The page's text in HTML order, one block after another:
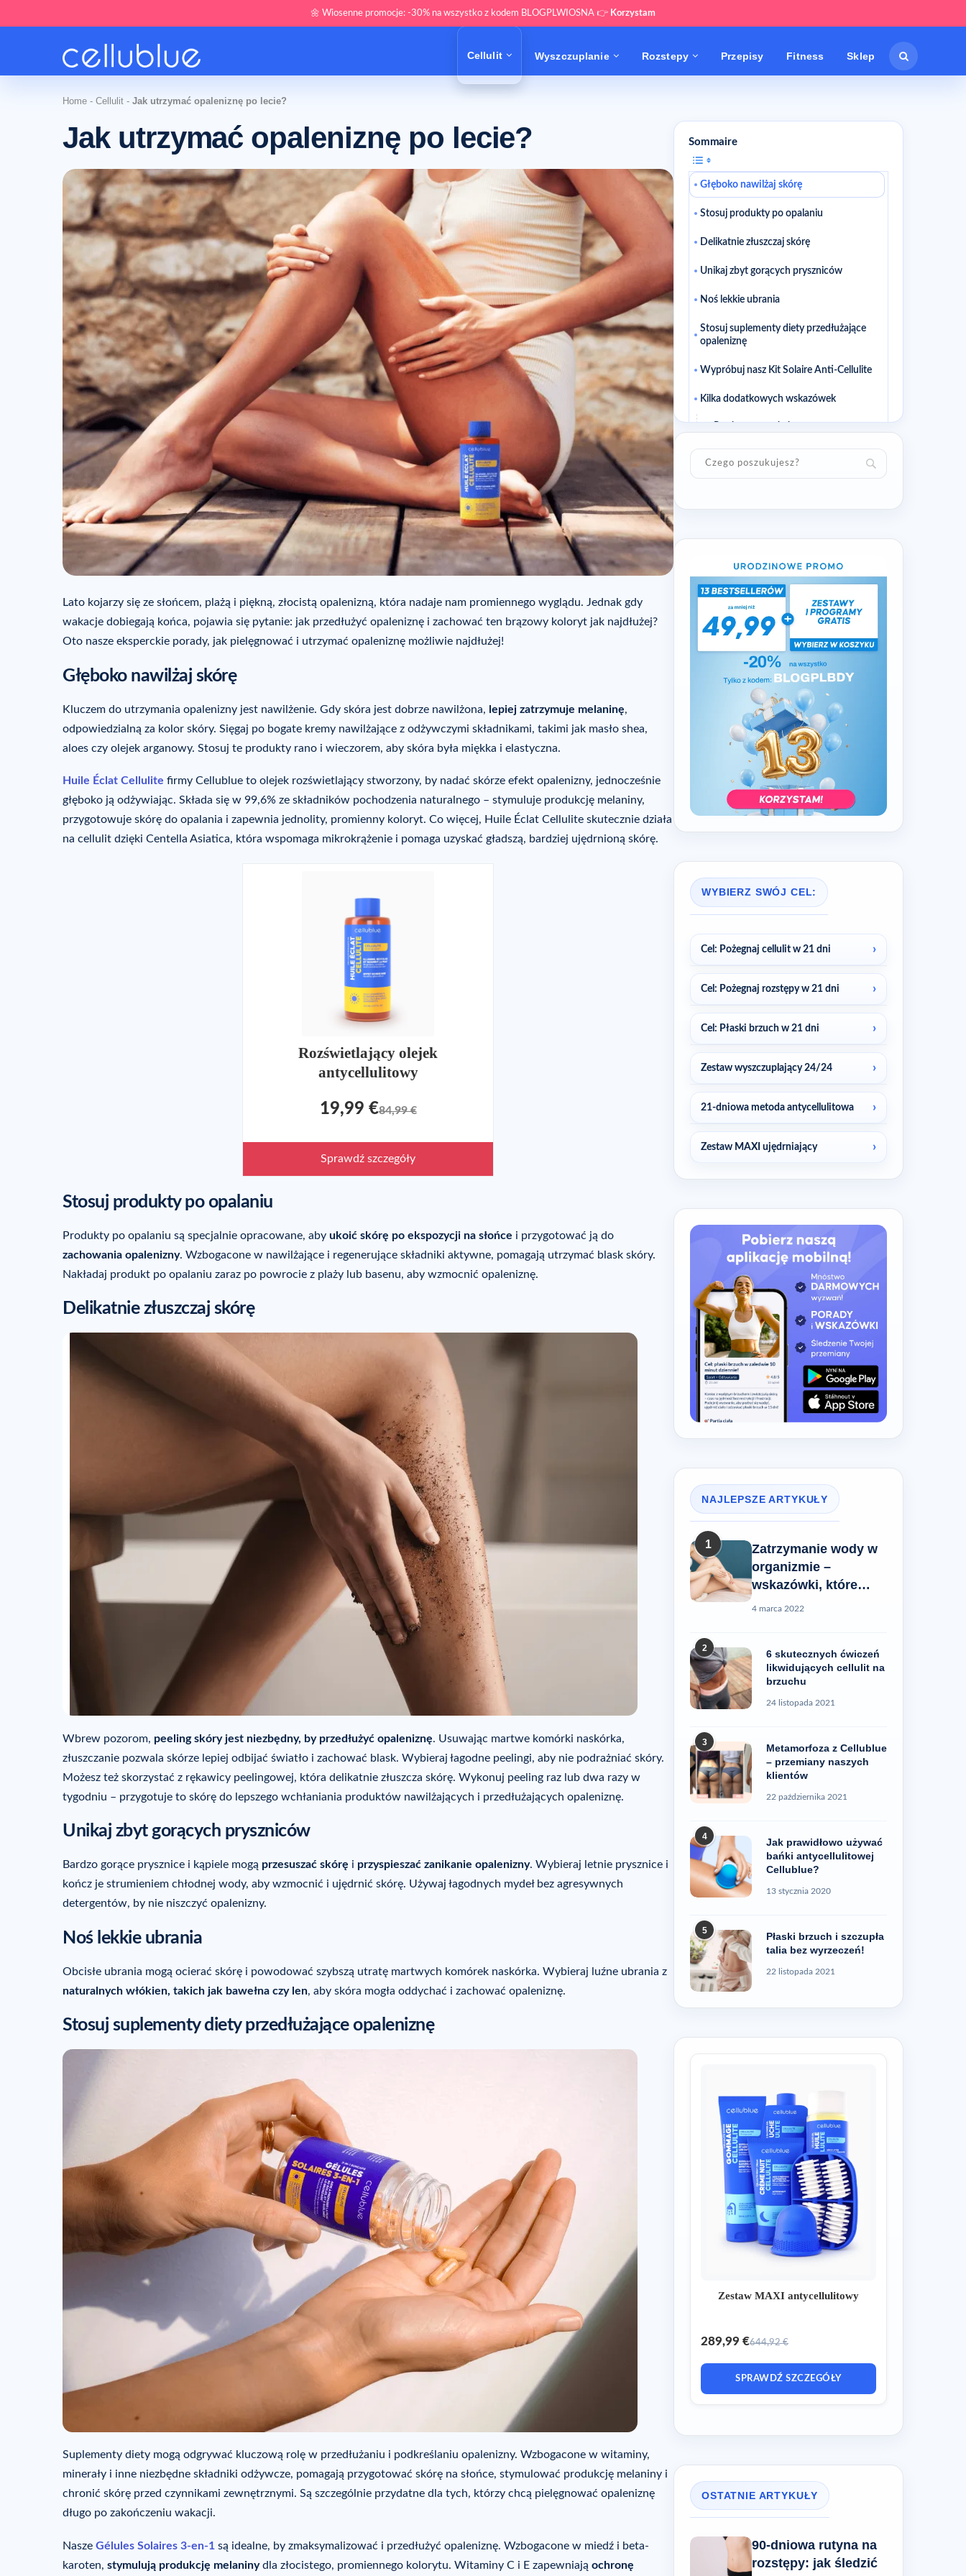
🌼 Wiosenne promocje: -30% na wszystko z kodem BLOGPLWIOSNA 👉 Korzystam
Cellulit Wyszczuplanie Rozstepy Przepisy Fitness Sklep
Home - Cellulit - Jak utrzymać opaleniznę po lecie?
Jak utrzymać opaleniznę po lecie?
Lato kojarzy się ze słońcem, plażą i piękną, złocistą opalenizną, która nadaje nam promiennego wyglądu. Jednak gdy
wakacje dobiegają końca, pojawia się pytanie: jak przedłużyć opaleniznę i zachować ten brązowy koloryt jak najdłużej?
Oto nasze eksperckie porady, jak pielęgnować i utrzymać opaleniznę możliwie najdłużej!
Głęboko nawilżaj skórę
Kluczem do utrzymania opalenizny jest nawilżenie. Gdy skóra jest dobrze nawilżona, lepiej zatrzymuje melaninę,
odpowiedzialną za kolor skóry. Sięgaj po bogate kremy nawilżające z odżywczymi składnikami, takimi jak masło shea,
aloes czy olejek arganowy. Stosuj te produkty rano i wieczorem, aby skóra była miękka i elastyczna.
Huile Éclat Cellulite firmy Cellublue to olejek rozświetlający stworzony, by nadać skórze efekt opalenizny, jednocześnie
głęboko ją odżywiając. Składa się w 99,6% ze składników pochodzenia naturalnego – stymuluje produkcję melaniny,
przygotowuje skórę do opalania i zapewnia jednolity, promienny koloryt. Co więcej, Huile Éclat Cellulite skutecznie działa
na cellulit dzięki Centella Asiatica, która wspomaga mikrokrążenie i pomaga uzyskać gładszą, bardziej ujędrnioną skórę.
Rozświetlający olejek
antycellulitowy
19,99 €84,99 €
Sprawdź szczegóły
Stosuj produkty po opalaniu
Produkty po opalaniu są specjalnie opracowane, aby ukoić skórę po ekspozycji na słońce i przygotować ją do
zachowania opalenizny. Wzbogacone w nawilżające i regenerujące składniki aktywne, pomagają utrzymać blask skóry.
Nakładaj produkt po opalaniu zaraz po powrocie z plaży lub basenu, aby wzmocnić opaleniznę.
Delikatnie złuszczaj skórę
Wbrew pozorom, peeling skóry jest niezbędny, by przedłużyć opaleniznę. Usuwając martwe komórki naskórka,
złuszczanie pozwala skórze lepiej odbijać światło i zachować blask. Wybieraj łagodne peelingi, aby nie podrażniać skóry.
Możesz też skorzystać z rękawicy peelingowej, która delikatnie złuszcza skórę. Wykonuj peeling raz lub dwa razy w
tygodniu – przygotuje to skórę do lepszego wchłaniania produktów nawilżających i przedłużających opaleniznę.
Unikaj zbyt gorących pryszniców
Bardzo gorące prysznice i kąpiele mogą przesuszać skórę i przyspieszać zanikanie opalenizny. Wybieraj letnie prysznice i
kończ je strumieniem chłodnej wody, aby wzmocnić i ujędrnić skórę. Używaj łagodnych mydeł bez agresywnych
detergentów, by nie niszczyć opalenizny.
Noś lekkie ubrania
Obcisłe ubrania mogą ocierać skórę i powodować szybszą utratę martwych komórek naskórka. Wybieraj luźne ubrania z
naturalnych włókien, takich jak bawełna czy len, aby skóra mogła oddychać i zachować opaleniznę.
Stosuj suplementy diety przedłużające opaleniznę
Suplementy diety mogą odgrywać kluczową rolę w przedłużaniu i podkreślaniu opalenizny. Wzbogacone w witaminy,
minerały i inne niezbędne składniki odżywcze, pomagają przygotować skórę na słońce, stymulować produkcję melaniny i
chronić skórę przed czynnikami zewnętrznymi. Są szczególnie przydatne dla tych, którzy chcą pielęgnować opaleniznę
długo po zakończeniu wakacji.
Nasze Gélules Solaires 3-en-1 są idealne, by zmaksymalizować i przedłużyć opaleniznę. Wzbogacone w miedź i beta-
karoten, stymulują produkcję melaninydla złocistego, promiennego kolorytu. Witaminy C i E zapewniają ochronę
Sommaire
Głęboko nawilżaj skórę
Stosuj produkty po opalaniu
Delikatnie złuszczaj skórę
Unikaj zbyt gorących pryszniców
Noś lekkie ubrania
Stosuj suplementy diety przedłużające
opaleniznę
Wypróbuj nasz Kit Solaire Anti-Cellulite
Kilka dodatkowych wskazówek
WYBIERZ SWÓJ CEL:
Cel: Pożegnaj cellulit w 21 dni
Cel: Pożegnaj rozstępy w 21 dni
Cel: Płaski brzuch w 21 dni
Zestaw wyszczuplający 24/24
21-dniowa metoda antycellulitowa
Zestaw MAXI ujędrniający
NAJLEPSZE ARTYKUŁY
1
Zatrzymanie wody w
organizmie –
wskazówki, które
pomogą Ci rozwiązać
4 marca 2022
2
6 skutecznych ćwiczeń
likwidujących cellulit na
brzuchu
24 listopada 2021
3
Metamorfoza z Cellublue
– przemiany naszych
klientów
22 października 2021
4
Jak prawidłowo używać
bańki antycellulitowej
Cellublue?
13 stycznia 2020
5
Płaski brzuch i szczupła
talia bez wyrzeczeń!
22 listopada 2021
Zestaw MAXI antycellulitowy
289,99 €644,92 €
SPRAWDŹ SZCZEGÓŁY
OSTATNIE ARTYKUŁY
90-dniowa rutyna na
rozstępy: jak śledzić